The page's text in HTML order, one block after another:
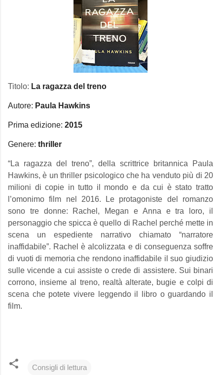
Titolo: La ragazza del treno
Autore: Paula Hawkins
Prima edizione: 2015
Genere: thriller
“La ragazza del treno”, della scrittrice britannica Paula
Hawkins, è un thriller psicologico che ha venduto più di 20
milioni di copie in tutto il mondo e da cui è stato tratto
l’omonimo film nel 2016. Le protagoniste del romanzo
sono tre donne: Rachel, Megan e Anna e tra loro, il
personaggio che spicca è quello di Rachel perché mette in
scena un espediente narrativo chiamato “narratore
inaffidabile”. Rachel è alcolizzata e di conseguenza soffre
di vuoti di memoria che rendono inaffidabile il suo giudizio
sulle vicende a cui assiste o crede di assistere. Sui binari
corrono, insieme al treno, realtà alterate, bugie e colpi di
scena che potete vivere leggendo il libro o guardando il
film.
Consigli di lettura